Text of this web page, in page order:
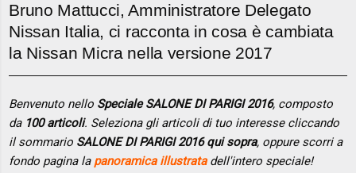
Bruno Mattucci, Amministratore Delegato
Nissan Italia, ci racconta in cosa è cambiata
la Nissan Micra nella versione 2017
Benvenuto nello Speciale SALONE DI PARIGI 2016, composto
da 100 articoli. Seleziona gli articoli di tuo interesse cliccando
il sommario SALONE DI PARIGI 2016 qui sopra, oppure scorri a
fondo pagina la panoramica illustratadell'intero speciale!